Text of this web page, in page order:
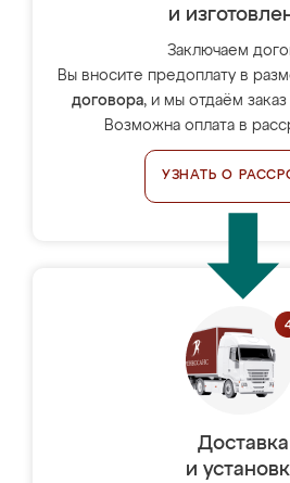
и
Заключаем
Вы вносите предоплату в
договора, и мы отдаём
Возможна оплата в
УЗНАТЬ О
Доставка
и